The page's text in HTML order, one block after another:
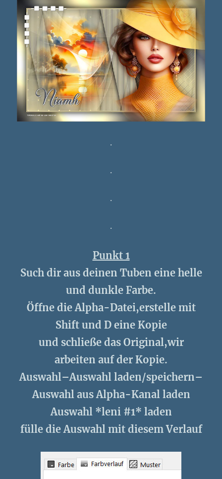
.
.
.
.
Punkt 1
Such dir aus deinen Tuben eine helle
und dunkle Farbe.
Öffne die Alpha-Datei,erstelle mit
Shift und D eine Kopie
und schließe das Original,wir
arbeiten auf der Kopie.
Auswahl–Auswahl laden/speichern–
Auswahl aus Alpha-Kanal laden
Auswahl *leni #1* laden
fülle die Auswahl mit diesem Verlauf